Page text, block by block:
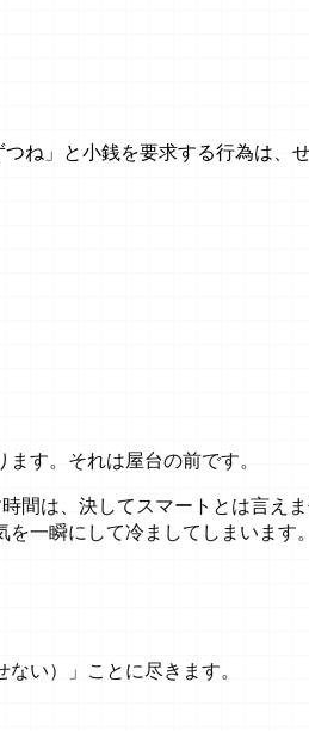
」と小銭を要求する行為は、
す。それは屋台の前です。
は、決してスマートとは言えま
一瞬にして冷ましてしまいます
い）」ことに尽きます。